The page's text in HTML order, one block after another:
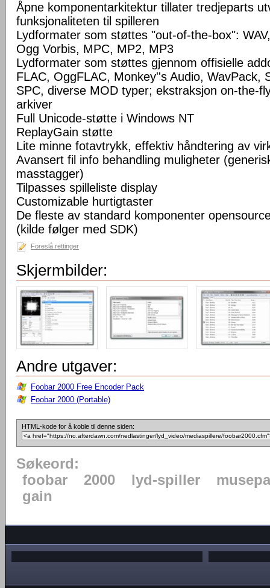
Åpne komponentarkitektur tillater tredjeparts
funksjonaliteten til spilleren
Lydformater som støttes "out-of-the-box":
Ogg Vorbis, MPC, MP2, MP3
Lydformater som støttes gjennom offisielle
FLAC, OggFLAC, Monkey''s Audio, WavPack,
SPC, diverse MOD typer; ekstraksjon on-the-
arkiver
Full Unicode-støtte i Windows NT
ReplayGain støtte
Lite minne fotavtrykk, effektiv håndtering av
Avansert fil info behandling muligheter
masstagger)
Tilpasses spilleliste display
Customizable hurtigtaster
De fleste av standard komponenter
(kilde følger med SDK)
Foreslå rettinger
Skjermbilder:
Andre utgaver:
Foobar 2000 Free Encoder Pack
Foobar 2000 (Portable)
HTML-kode for å koble til denne siden:
Søkeord:
foobar
2000 lyd-spiller
gain